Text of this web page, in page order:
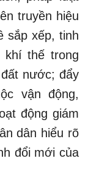
truyền hiệu
sắp xếp, tinh
thế trong
nước; đẩy
vận động,
động giám
dân hiểu rõ
đổi mới của